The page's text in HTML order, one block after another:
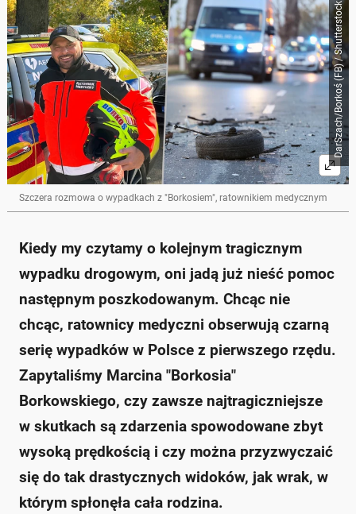
DarSzach/Borkoś (FB) / Shutterstock
Szczera rozmowa o wypadkach z "Borkosiem", ratownikiem medycznym
Kiedy my czytamy o kolejnym tragicznym
wypadku drogowym, oni jadą już nieść pomoc
następnym poszkodowanym. Chcąc nie
chcąc, ratownicy medyczni obserwują czarną
serię wypadków w Polsce z pierwszego rzędu.
Zapytaliśmy Marcina "Borkosia"
Borkowskiego, czy zawsze najtragiczniejsze
w skutkach są zdarzenia spowodowane zbyt
wysoką prędkością i czy można przyzwyczaić
się do tak drastycznych widoków, jak wrak, w
którym spłonęła cała rodzina.